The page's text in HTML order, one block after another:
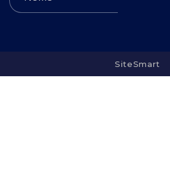
SiteSmart